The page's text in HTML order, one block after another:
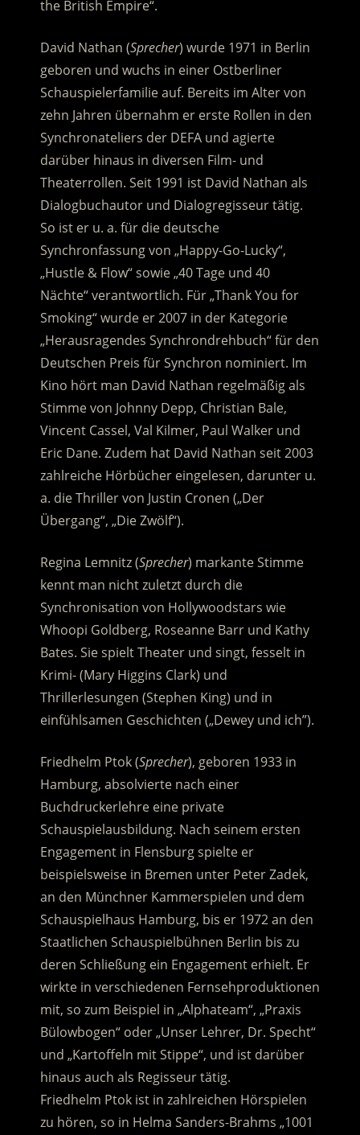
the British Empire“.
David Nathan (Sprecher) wurde 1971 in Berlin
geboren und wuchs in einer Ostberliner
Schauspielerfamilie auf. Bereits im Alter von
zehn Jahren übernahm er erste Rollen in den
Synchronateliers der DEFA und agierte
darüber hinaus in diversen Film- und
Theaterrollen. Seit 1991 ist David Nathan als
Dialogbuchautor und Dialogregisseur tätig.
So ist er u. a. für die deutsche
Synchronfassung von „Happy-Go-Lucky“,
„Hustle & Flow“ sowie „40 Tage und 40
Nächte“ verantwortlich. Für „Thank You for
Smoking“ wurde er 2007 in der Kategorie
„Herausragendes Synchrondrehbuch“ für den
Deutschen Preis für Synchron nominiert. Im
Kino hört man David Nathan regelmäßig als
Stimme von Johnny Depp, Christian Bale,
Vincent Cassel, Val Kilmer, Paul Walker und
Eric Dane. Zudem hat David Nathan seit 2003
zahlreiche Hörbücher eingelesen, darunter u.
a. die Thriller von Justin Cronen („Der
Übergang“, „Die Zwölf“).
Regina Lemnitz (Sprecher) markante Stimme
kennt man nicht zuletzt durch die
Synchronisation von Hollywoodstars wie
Whoopi Goldberg, Roseanne Barr und Kathy
Bates. Sie spielt Theater und singt, fesselt in
Krimi- (Mary Higgins Clark) und
Thrillerlesungen (Stephen King) und in
einfühlsamen Geschichten („Dewey und ich”).
Friedhelm Ptok (Sprecher), geboren 1933 in
Hamburg, absolvierte nach einer
Buchdruckerlehre eine private
Schauspielausbildung. Nach seinem ersten
Engagement in Flensburg spielte er
beispielsweise in Bremen unter Peter Zadek,
an den Münchner Kammerspielen und dem
Schauspielhaus Hamburg, bis er 1972 an den
Staatlichen Schauspielbühnen Berlin bis zu
deren Schließung ein Engagement erhielt. Er
wirkte in verschiedenen Fernsehproduktionen
mit, so zum Beispiel in „Alphateam“, „Praxis
Bülowbogen“ oder „Unser Lehrer, Dr. Specht“
und „Kartoffeln mit Stippe“, und ist darüber
hinaus auch als Regisseur tätig.
Friedhelm Ptok ist in zahlreichen Hörspielen
zu hören, so in Helma Sanders-Brahms „1001